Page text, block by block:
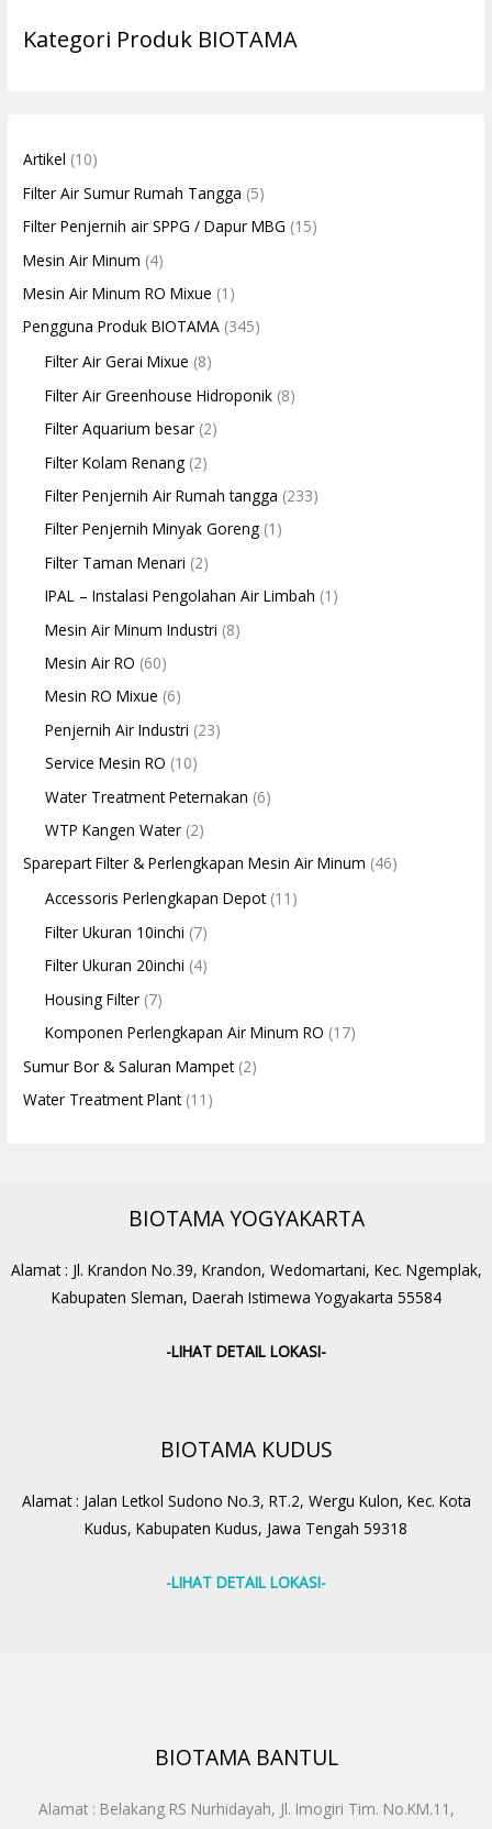
Kategori Produk BIOTAMA
Artikel (10)
Filter Air Sumur Rumah Tangga (5)
Filter Penjernih air SPPG / Dapur MBG (15)
Mesin Air Minum (4)
Mesin Air Minum RO Mixue (1)
Pengguna Produk BIOTAMA (345)
Filter Air Gerai Mixue (8)
Filter Air Greenhouse Hidroponik (8)
Filter Aquarium besar (2)
Filter Kolam Renang (2)
Filter Penjernih Air Rumah tangga (233)
Filter Penjernih Minyak Goreng (1)
Filter Taman Menari (2)
IPAL – Instalasi Pengolahan Air Limbah (1)
Mesin Air Minum Industri (8)
Mesin Air RO (60)
Mesin RO Mixue (6)
Penjernih Air Industri (23)
Service Mesin RO (10)
Water Treatment Peternakan (6)
WTP Kangen Water (2)
Sparepart Filter & Perlengkapan Mesin Air Minum (46)
Accessoris Perlengkapan Depot(11)
Filter Ukuran 10inchi (7)
Filter Ukuran 20inchi (4)
Housing Filter (7)
Komponen Perlengkapan Air Minum RO (17)
Sumur Bor & Saluran Mampet(2)
Water Treatment Plant(11)
BIOTAMA YOGYAKARTA
Alamat : Jl. Krandon No.39, Krandon, Wedomartani, Kec. Ngemplak,
Kabupaten Sleman, Daerah Istimewa Yogyakarta 55584
-LIHAT DETAIL LOKASI-
BIOTAMA KUDUS
Alamat : Jalan Letkol Sudono No.3, RT.2, Wergu Kulon, Kec. Kota
Kudus, Kabupaten Kudus, Jawa Tengah 59318
-LIHAT DETAIL LOKASI-
BIOTAMA BANTUL
Alamat : Belakang RS Nurhidayah, Jl. Imogiri Tim. No.KM.11,